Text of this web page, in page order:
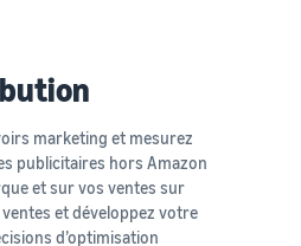
marketing et mesurez
publicitaires hors Amazon
et sur vos ventes sur
et développez votre
d’optimisation